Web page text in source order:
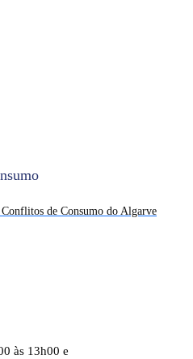
de Consumo do Algarve
às 13h00 e